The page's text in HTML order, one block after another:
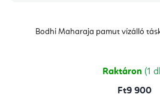
Bodhi Maharaja pamut vízálló
Raktáron (1
Ft9 900